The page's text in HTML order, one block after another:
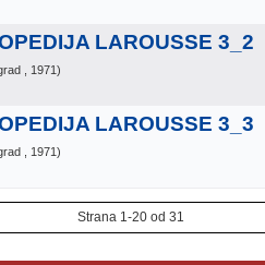
LAROUSSE 3_2
, 1971)
LAROUSSE 3_3
, 1971)
Strana 1-20 od 31